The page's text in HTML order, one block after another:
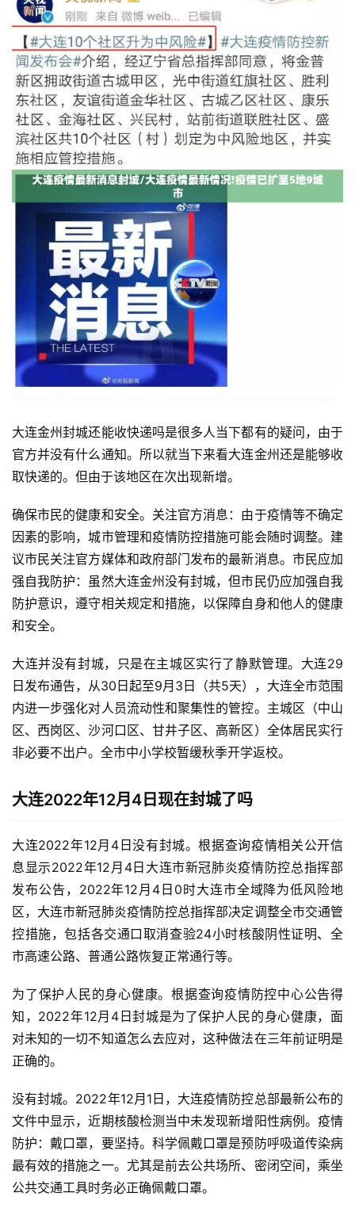
大连金州封城还能收快递吗是很多人当下都有的疑问，由于
官方并没有什么通知。所以就当下来看大连金州还是能够收
取快递的。但由于该地区在次出现新增。
确保市民的健康和安全。关注官方消息：由于疫情等不确定
因素的影响，城市管理和疫情防控措施可能会随时调整。建
议市民关注官方媒体和政府部门发布的最新消息。市民应加
强自我防护：虽然大连金州没有封城，但市民仍应加强自我
防护意识，遵守相关规定和措施，以保障自身和他人的健康
和安全。
大连并没有封城，只是在主城区实行了静默管理。大连29
日发布通告，从30日起至9月3日（共5天），大连全市范围
内进一步强化对人员流动性和聚集性的管控。主城区（中山
区、西岗区、沙河口区、甘井子区、高新区）全体居民实行
非必要不出户。全市中小学校暂缓秋季开学返校。
大连2022年12月4日现在封城了吗
大连2022年12月4日没有封城。根据查询疫情相关公开信
息显示2022年12月4日大连市新冠肺炎疫情防控总指挥部
发布公告，2022年12月4日0时大连市全域降为低风险地
区，大连市新冠肺炎疫情防控总指挥部决定调整全市交通管
控措施，包括各交通口取消查验24小时核酸阴性证明、全
市高速公路、普通公路恢复正常通行等。
为了保护人民的身心健康。根据查询疫情防控中心公告得
知，2022年12月4日封城是为了保护人民的身心健康，面
对未知的一切不知道怎么去应对，这种做法在三年前证明是
正确的。
没有封城。2022年12月1日，大连疫情防控总部最新公布的
文件中显示，近期核酸检测当中未发现新增阳性病例。疫情
防护：戴口罩，要坚持。科学佩戴口罩是预防呼吸道传染病
最有效的措施之一。尤其是前去公共场所、密闭空间，乘坐
公共交通工具时务必正确佩戴口罩。